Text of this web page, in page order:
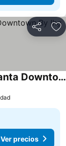
Compartir
Holiday Inn Express & Suites Atlanta Downtown By Ihg
Ver precios